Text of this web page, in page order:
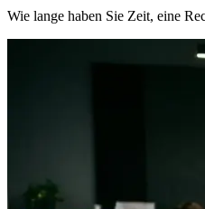
Wie lange haben Sie Zeit, eine